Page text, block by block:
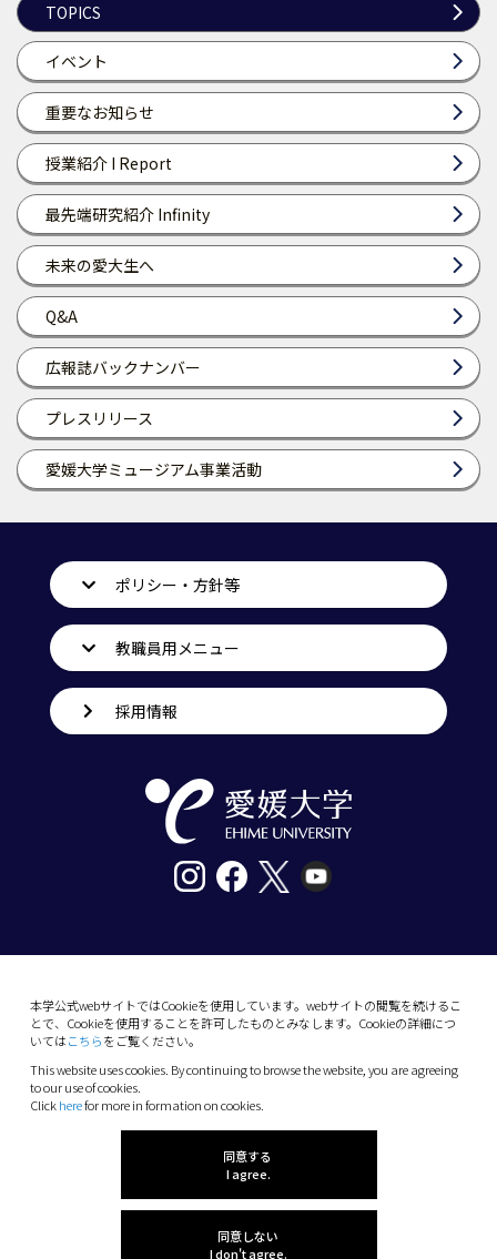
TOPICS
イベント
重要なお知らせ
授業紹介 I Report
最先端研究紹介 Infinity
未来の愛大生へ
Q&A
広報誌バックナンバー
プレスリリース
愛媛大学ミュージアム事業活動
本学公式webサイトではCookieを使用しています。webサイトの閲覧を続けるこ
とで、Cookieを使用することを許可したものとみなします。Cookieの詳細につ
いてはこちらをご覧ください。
This website uses cookies. By continuing to browse the website, you are agreeing
to our use of cookies.
Clickherefor more in formation on cookies.
同意する
I agree.
同意しない
I don't agree.
ポリシー・方針等
教職員用メニュー
採用情報
10-13 Dogo-Himata, Matsuyama, Ehime 790-
Phone: +81 89-927-9000
(C) 2026 Ehime University.